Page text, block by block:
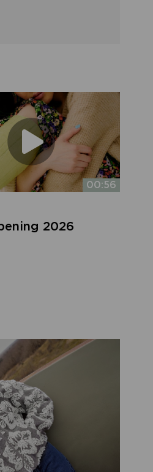
00:56
2026